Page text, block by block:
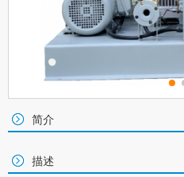
简介
描述